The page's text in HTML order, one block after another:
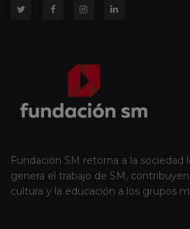
Fundación SM retorna a la sociedad
genera el trabajo de SM,
cultura y la educación a los grupos